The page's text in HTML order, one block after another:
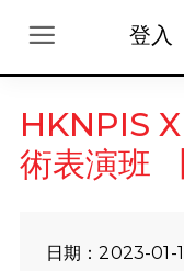
登入
HKNPIS
術表演班
日期：2023-